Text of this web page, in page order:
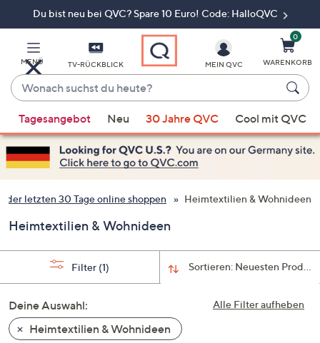
Du bist neu bei QVC? Spare 10 Euro! Code: HalloQVC
MENÜ TV-RÜCKBLICK
Wonach
suchst
du
heute?
Vorschläge
verfügbar
sind,
verwenden
Sie
Pfeiltasten
nach
und
nach
unten
oder
MEIN QVC
0
WARENKORB
Tagesangebot Neu 30 Jahre QVC Cool mit QVC
der letzten 30 Tage online shoppen Heimtextilien & Wohnideen
Heimtextilien & Wohnideen
Sortieren: Neuesten
Filter (1)
Alle Filter aufheben
Deine Auswahl:
Heimtextilien & Wohnideen